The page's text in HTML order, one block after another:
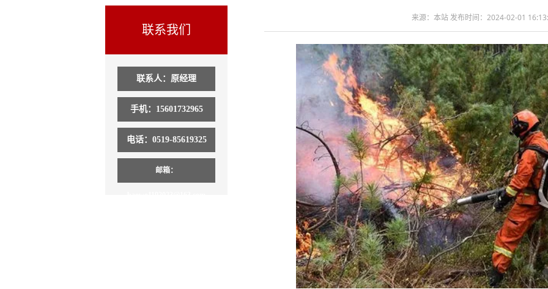
联系我们
联系人：原经理
手机：15601732965
电话：0519-85619325
邮箱：
来源：本站 发布时间：2024-02-01